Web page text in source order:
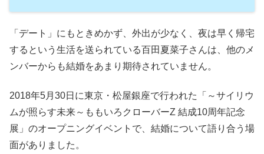
「デート」にもときめかず、外出が少なく、夜は早く帰宅
するという生活を送られている百田夏菜子さんは、他のメ
ンバーからも結婚をあまり期待されていません。
2018年5月30日に東京・松屋銀座で行われた「～サイリウ
ムが照らす未来～ももいろクローバーZ 結成10周年記念
展」のオープニングイベントで、結婚について語り合う場
面がありました。